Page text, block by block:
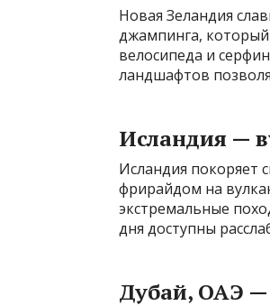
Новая Зеландия
джампинга, который
велосипеда и
ландшафтов
Исландия —
Исландия покоряет
фрирайдом на
экстремальные
дня доступны
Дубай, ОАЭ —